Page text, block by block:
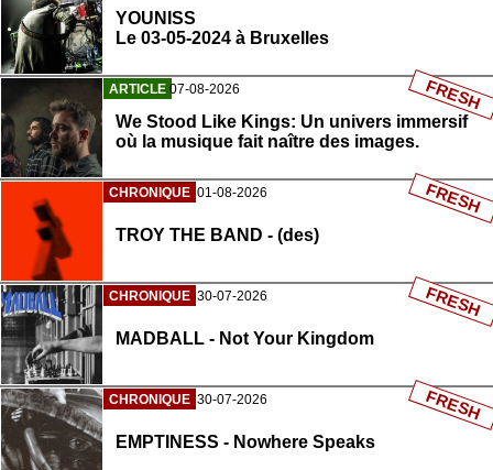
YOUNISS
Le 03-05-2024 à Bruxelles
ARTICLE 07-08-2026
We Stood Like Kings: Un univers immersif
où la musique fait naître des images.
FRESH
CHRONIQUE 01-08-2026
TROY THE BAND - (des)
FRESH
CHRONIQUE 30-07-2026
MADBALL - Not Your Kingdom
FRESH
CHRONIQUE 30-07-2026
EMPTINESS - Nowhere Speaks
FRESH